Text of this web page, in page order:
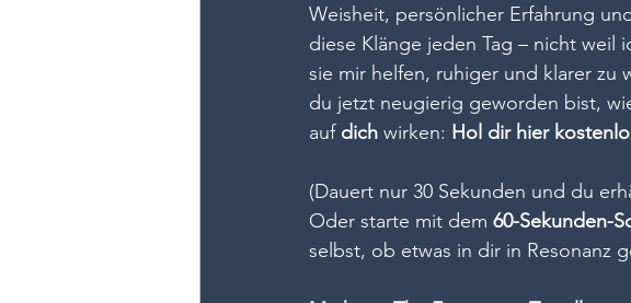
Weisheit, persönlicher Erfahrung
diese Klänge jeden Tag – nicht weil
sie mir helfen, ruhiger und klarer zu
du jetzt neugierig geworden bist,
auf dich wirken: Hol dir hier
(Dauert nur 30 Sekunden und du
Oder starte mit dem 60-Sekunden-
selbst, ob etwas in dir in Resonanz